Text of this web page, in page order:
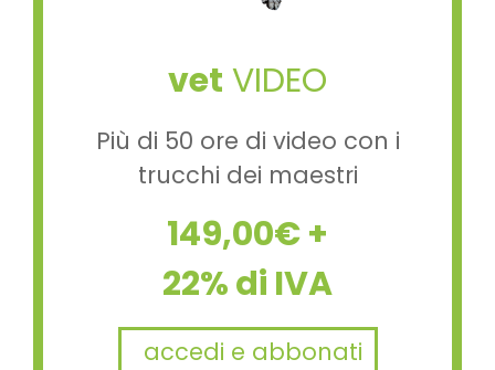
vet VIDEO
Più di 50 ore di video con i
trucchi dei maestri
149,00€ +
22% di IVA
accedi e abbonati